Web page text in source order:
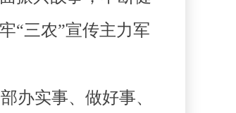
“三农”宣传主力军
实事、做好事、